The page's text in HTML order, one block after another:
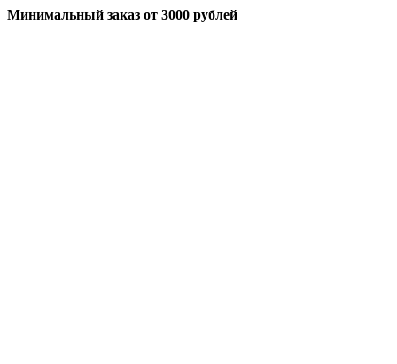
Минимальный заказ от 3000 рублей